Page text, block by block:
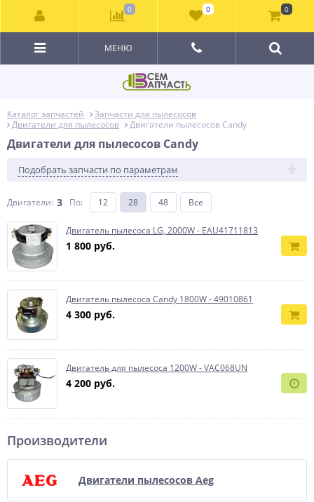
МЕНЮ
Каталог запчастей
Запчасти для пылесосов
Двигатели для пылесосов
Двигатели пылесосов Candy
Двигатели для пылесосов Candy
Подобрать запчасти по параметрам
Двигатели: 3 По: 12 28 48 Все
Двигатель пылесоса LG, 2000W - EAU41711813
1 800 руб.
Двигатель пылесоса Candy 1800W - 49010861
4 300 руб.
Двигатель для пылесоса 1200W - VAC068UN
4 200 руб.
Производители
Двигатели пылесосов Aeg
0 0 0